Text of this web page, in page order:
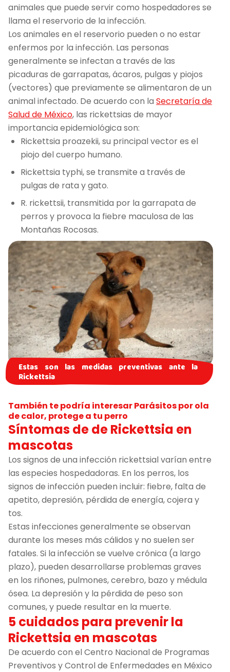
animales que puede servir como hospedadores se
llama el reservorio de la infección.
Los animales en el reservorio pueden o no estar
enfermos por la infección. Las personas
generalmente se infectan a través de las
picaduras de garrapatas, ácaros, pulgas y piojos
(vectores) que previamente se alimentaron de un
animal infectado. De acuerdo con la Secretaría de
Salud de México, las rickettsias de mayor
importancia epidemiológica son:
Rickettsia proazekii, su principal vector es el
piojo del cuerpo humano.
Rickettsia typhi, se transmite a través de
pulgas de rata y gato.
R. rickettsii, transmitida por la garrapata de
perros y provoca la fiebre maculosa de las
Montañas Rocosas.
Estas son las medidas preventivas ante la
Rickettsia
También te podría interesarParásitos por ola
de calor, protege a tu perro
Síntomas de de Rickettsia en
mascotas
Los signos de una infección rickettsial varían entre
las especies hospedadoras. En los perros, los
signos de infección pueden incluir: fiebre, falta de
apetito, depresión, pérdida de energía, cojera y
tos.
Estas infecciones generalmente se observan
durante los meses más cálidos y no suelen ser
fatales. Si la infección se vuelve crónica (a largo
plazo), pueden desarrollarse problemas graves
en los riñones, pulmones, cerebro, bazo y médula
ósea. La depresión y la pérdida de peso son
comunes, y puede resultar en la muerte.
5 cuidados para prevenir la
Rickettsia en mascotas
De acuerdo con el Centro Nacional de Programas
Preventivos y Control de Enfermedades en México